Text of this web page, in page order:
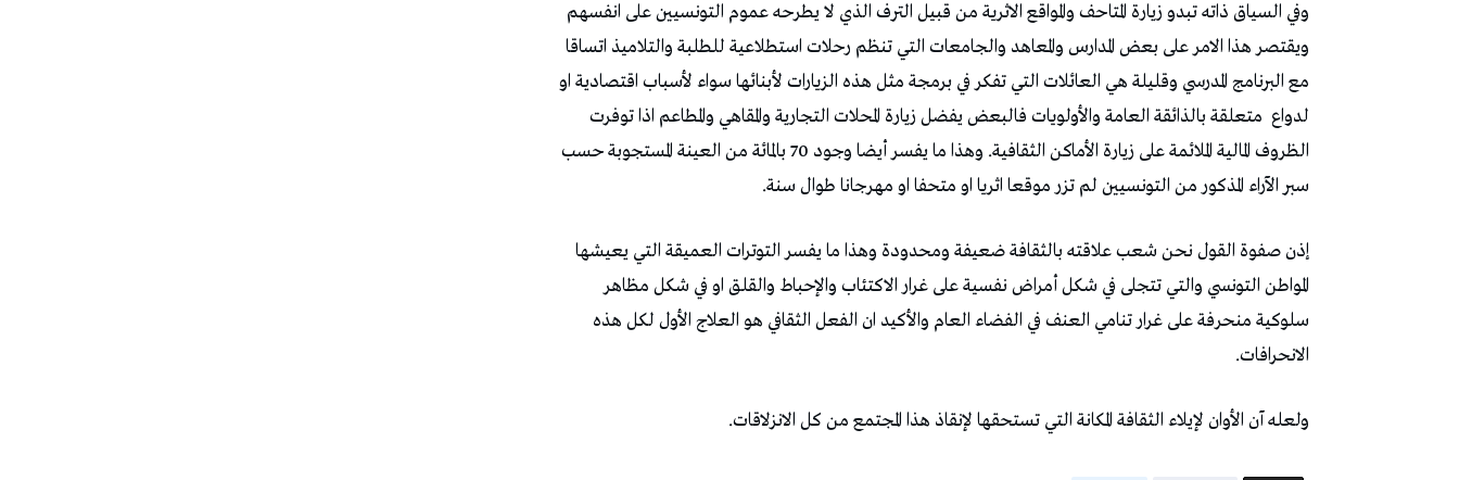
وفي السياق ذاته تبدو زيارة المتاحف والمواقع الاثرية من قبيل الترف الذي لا يطرحه عموم التونسيين على انفسهم
ويقتصر هذا الامر على بعض المدارس والمعاهد والجامعات التي تنظم رحلات استطلاعية للطلبة والتلاميذ اتساقا
مع البرنامج المدرسي وقليلة هي العائلات التي تفكر في برمجة مثل هذه الزيارات لأبنائها سواء لأسباب اقتصادية او
لدواع متعلقة بالذائقة العامة والأولويات فالبعض يفضل زيارة المحلات التجارية والمقاهي والمطاعم اذا توفرت
الظروف المالية الملائمة على زيارة الأماكن الثقافية. وهذا ما يفسر أيضا وجود 70 بالمائة من العينة المستجوبة حسب
سبر الآراء المذكور من التونسيين لم تزر موقعا اثريا او متحفا او مهرجانا طوال سنة.
إذن صفوة القول نحن شعب علاقته بالثقافة ضعيفة ومحدودة وهذا ما يفسر التوترات العميقة التي يعيشها
المواطن التونسي والتي تتجلى في شكل أمراض نفسية على غرار الاكتئاب والإحباط والقلق او في شكل مظاهر
سلوكية منحرفة على غرار تنامي العنف في الفضاء العام والأكيد ان الفعل الثقافي هو العلاج الأول لكل هذه
الانحرافات.
ولعله آن الأوان لإيلاء الثقافة المكانة التي تستحقها لإنقاذ هذا المجتمع من كل الانزلاقات.